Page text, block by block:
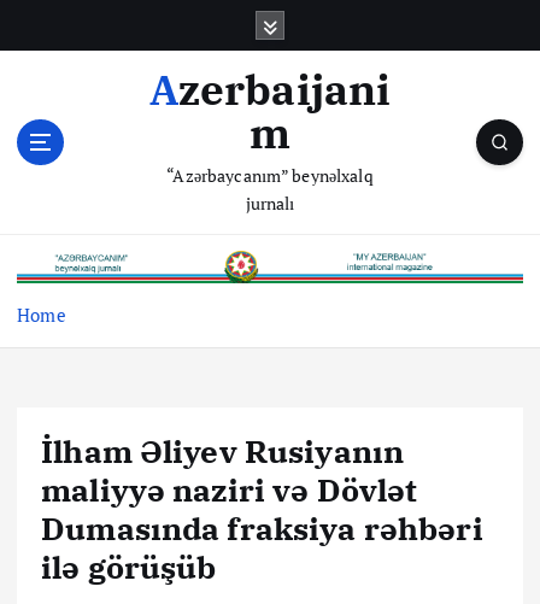
t
Azerbaijani
m
“Azərbaycanım” beynəlxalq
jurnalı
Home
İlham Əliyev Rusiyanın
maliyyə naziri və Dövlət
Dumasında fraksiya rəhbəri
ilə görüşüb